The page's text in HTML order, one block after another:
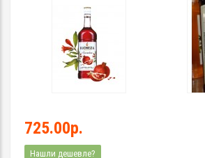
725.00р.
Нашли дешевле?